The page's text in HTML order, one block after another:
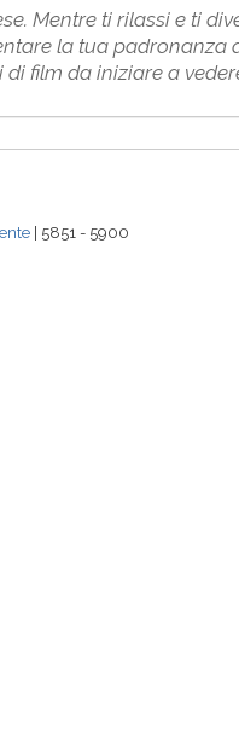
Mentre ti rilassi e ti
la tua padronanza
film da iniziare a
| 5851 - 5900